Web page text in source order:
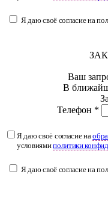
Я даю своё согласие на
Ваш
В
Телефон *
Я даю своё согласие на
условиямиполитики
Я даю своё согласие на